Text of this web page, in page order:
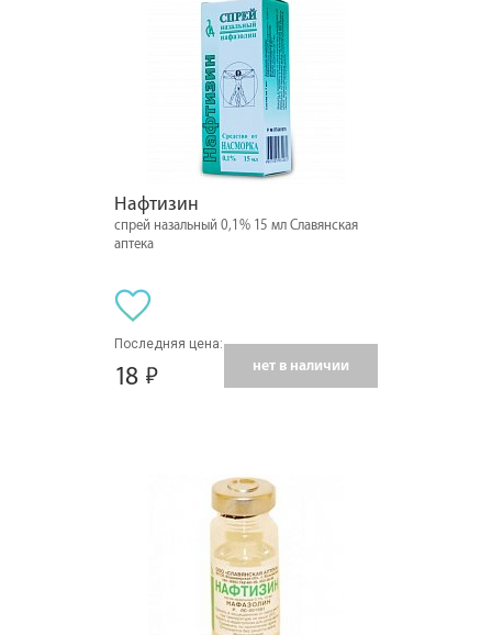
Нафтизин
спрей назальный 0,1% 15 мл Славянская
аптека
Последняя цена:
18 нет в наличии